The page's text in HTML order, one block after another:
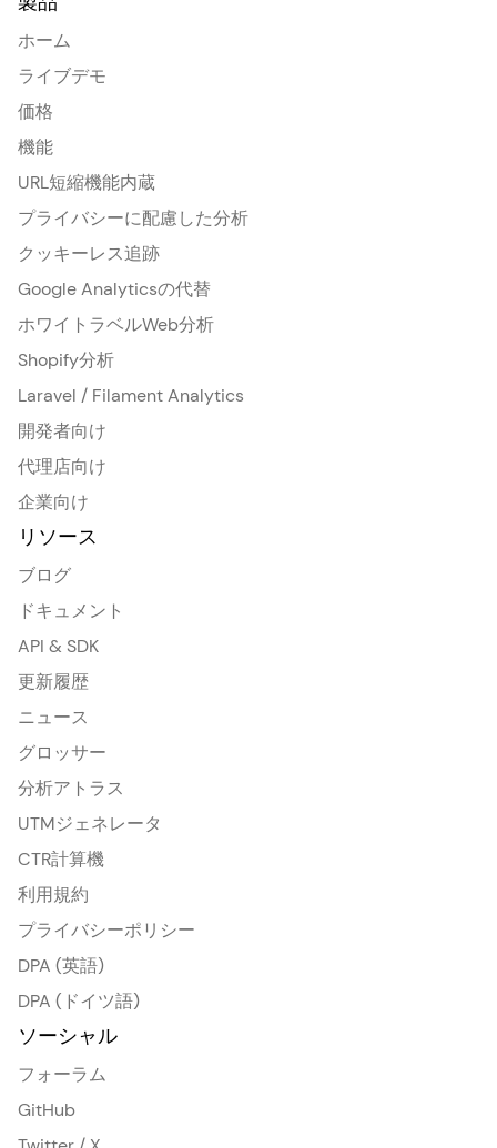
ホーム
ライブデモ
価格
機能
URL短縮機能内蔵
プライバシーに配慮した分析
クッキーレス追跡
Google Analyticsの代替
ホワイトラベルWeb分析
Shopify分析
Laravel / Filament Analytics
開発者向け
代理店向け
企業向け
リソース
ブログ
ドキュメント
API & SDK
更新履歴
ニュース
グロッサー
分析アトラス
UTMジェネレータ
CTR計算機
利用規約
プライバシーポリシー
DPA (英語)
DPA (ドイツ語)
ソーシャル
フォーラム
GitHub